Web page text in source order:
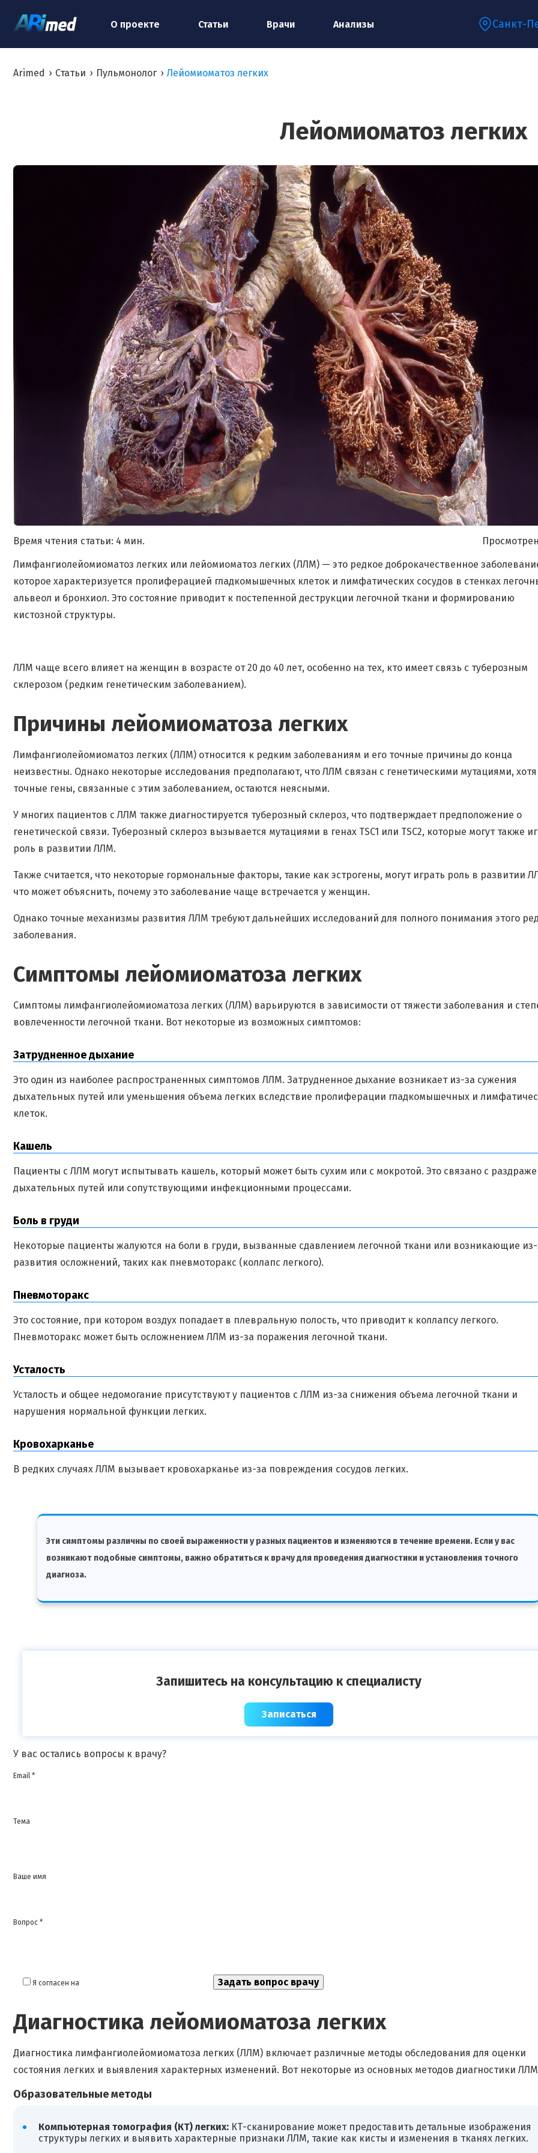
О проекте Статьи Врачи Анализы Санкт-
Arimed › Статьи › Пульмонолог › Лейомиоматоз легких
Лейомиоматоз легких
Время чтения статьи: 4 мин.
Лимфангиолейомиоматоз легких или лейомиоматоз легких (ЛЛМ) — это редкое доброкачественное
которое характеризуется пролиферацией гладкомышечных клеток и лимфатических сосудов в стенках
альвеол и бронхиол. Это состояние приводит к постепенной деструкции легочной ткани и формированию
кистозной структуры.
ЛЛМ чаще всего влияет на женщин в возрасте от 20 до 40 лет, особенно на тех, кто имеет связь с туберозным
склерозом (редким генетическим заболеванием).
Причины лейомиоматоза легких
Лимфангиолейомиоматоз легких (ЛЛМ) относится к редким заболеваниям и его точные причины до конца
неизвестны. Однако некоторые исследования предполагают, что ЛЛМ связан с генетическими мутациями, хотя
точные гены, связанные с этим заболеванием, остаются неясными.
У многих пациентов с ЛЛМ также диагностируется туберозный склероз, что подтверждает предположение о
генетической связи. Туберозный склероз вызывается мутациями в генах TSC1 или TSC2, которые могут также
роль в развитии ЛЛМ.
Также считается, что некоторые гормональные факторы, такие как эстрогены, могут играть роль в развитии
что может объяснить, почему это заболевание чаще встречается у женщин.
Однако точные механизмы развития ЛЛМ требуют дальнейших исследований для полного понимания этого
заболевания.
Симптомы лейомиоматоза легких
Симптомы лимфангиолейомиоматоза легких (ЛЛМ) варьируются в зависимости от тяжести заболевания и
вовлеченности легочной ткани. Вот некоторые из возможных симптомов:
Затрудненное дыхание
Это один из наиболее распространенных симптомов ЛЛМ. Затрудненное дыхание возникает из-за сужения
дыхательных путей или уменьшения объема легких вследствие пролиферации гладкомышечных и
клеток.
Кашель
Пациенты с ЛЛМ могут испытывать кашель, который может быть сухим или с мокротой. Это связано с
дыхательных путей или сопутствующими инфекционными процессами.
Боль в груди
Некоторые пациенты жалуются на боли в груди, вызванные сдавлением легочной ткани или возникающие из-
развития осложнений, таких как пневмоторакс (коллапс легкого).
Пневмоторакс
Это состояние, при котором воздух попадает в плевральную полость, что приводит к коллапсу легкого.
Пневмоторакс может быть осложнением ЛЛМ из-за поражения легочной ткани.
Усталость
Усталость и общее недомогание присутствуют у пациентов с ЛЛМ из-за снижения объема легочной ткани и
нарушения нормальной функции легких.
Кровохарканье
В редких случаях ЛЛМ вызывает кровохарканье из-за повреждения сосудов легких.
Эти симптомы различны по своей выраженности у разных пациентов и изменяются в течение времени. Если у вас
возникают подобные симптомы, важно обратиться к врачу для проведения диагностики и установления точного
диагноза.
Запишитесь на консультацию к специалисту
Записаться
У вас остались вопросы к врачу?
Email *
Тема
Ваше имя
Вопрос *
Я согласен на
Диагностика лейомиоматоза легких
Диагностика лимфангиолейомиоматоза легких (ЛЛМ) включает различные методы обследования для оценки
состояния легких и выявления характерных изменений. Вот некоторые из основных методов диагностики
Образовательные методы
Компьютерная томография (КТ) легких:КТ-сканирование может предоставить детальные изображения
структуры легких и выявить характерные признаки ЛЛМ, такие как кисты и изменения в тканях легких.
Ваш телефон:*
Ваш e-mail:*
Я согласен наобработку моих персональных данных